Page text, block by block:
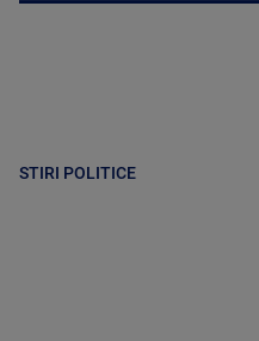
STIRI POLITICE